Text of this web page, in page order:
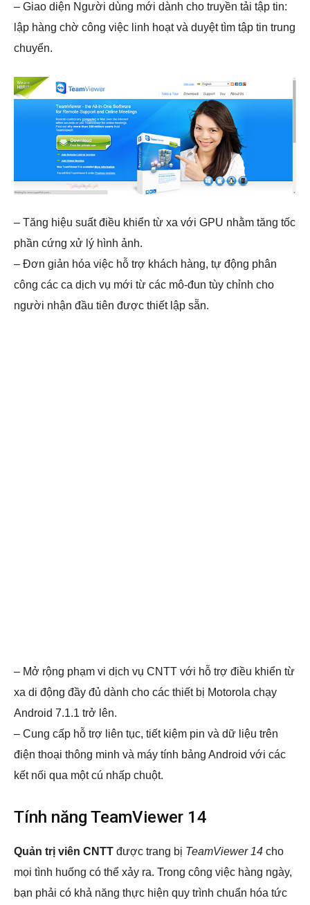
– Giao diện Người dùng mới dành cho truyền tải tập tin:
lập hàng chờ công việc linh hoạt và duyệt tìm tập tin trung
chuyển.
– Tăng hiệu suất điều khiển từ xa với GPU nhằm tăng tốc
phần cứng xử lý hình ảnh.
– Đơn giản hóa việc hỗ trợ khách hàng, tự động phân
công các ca dịch vụ mới từ các mô-đun tùy chỉnh cho
người nhận đầu tiên được thiết lập sẵn.
– Mở rộng phạm vi dịch vụ CNTT với hỗ trợ điều khiển từ
xa di động đầy đủ dành cho các thiết bị Motorola chạy
Android 7.1.1 trở lên.
– Cung cấp hỗ trợ liên tục, tiết kiệm pin và dữ liệu trên
điện thoại thông minh và máy tính bảng Android với các
kết nối qua một cú nhấp chuột.
Tính năng TeamViewer 14
Quản trị viên CNTT được trang bị TeamViewer 14 cho
mọi tình huống có thể xảy ra. Trong công việc hàng ngày,
bạn phải có khả năng thực hiện quy trình chuẩn hóa tức